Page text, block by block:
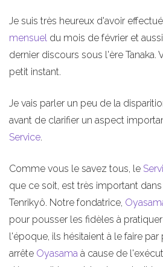
Je suis très heureux d'avoir
mensuel du mois de février et
dernier discours sous l'ère Tanaka.
petit instant.
Je vais parler un peu de la
avant de clarifier un aspect
Service.
Comme vous le savez tous, le
que ce soit, est très important
Tenrikyô. Notre fondatrice,
pour pousser les fidèles à
l'époque, ils hésitaient à le faire
arrête Oyasama à cause de